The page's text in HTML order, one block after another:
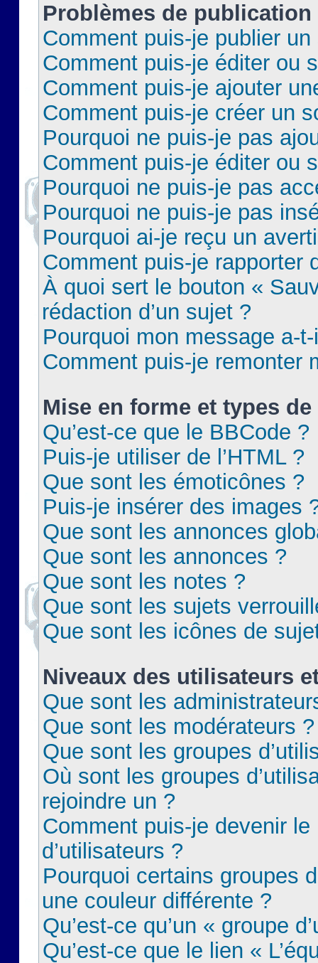
Problèmes de publication
Comment puis-je publier
Comment puis-je éditer ou
Comment puis-je ajouter
Comment puis-je créer un
Pourquoi ne puis-je pas
Comment puis-je éditer ou
Pourquoi ne puis-je pas
Pourquoi ne puis-je pas
Pourquoi ai-je reçu un
Comment puis-je rapporter
À quoi sert le bouton «
rédaction d’un sujet ?
Pourquoi mon message a-
Comment puis-je remonter
Mise en forme et types
Qu’est-ce que le BBCode ?
Puis-je utiliser de l’HTML ?
Que sont les émoticônes ?
Puis-je insérer des images
Que sont les annonces
Que sont les annonces ?
Que sont les notes ?
Que sont les sujets
Que sont les icônes de
Niveaux des utilisateurs
Que sont les
Que sont les modérateurs ?
Que sont les groupes
Où sont les groupes
rejoindre un ?
Comment puis-je devenir le
d’utilisateurs ?
Pourquoi certains groupes
une couleur différente ?
Qu’est-ce qu’un « groupe
Qu’est-ce que le lien «